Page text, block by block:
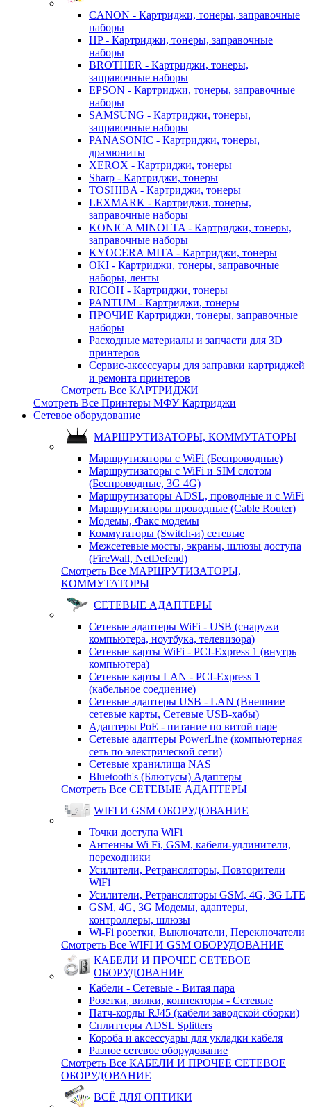
CANON - Картриджи, тонеры, заправочные
наборы
HP - Картриджи, тонеры, заправочные
наборы
BROTHER - Картриджи, тонеры,
заправочные наборы
EPSON - Картриджи, тонеры, заправочные
наборы
SAMSUNG - Картриджи, тонеры,
заправочные наборы
PANASONIC - Картриджи, тонеры,
драмюниты
XEROX - Картриджи, тонеры
Sharp - Картриджи, тонеры
TOSHIBA - Картриджи, тонеры
LEXMARK - Картриджи, тонеры,
заправочные наборы
KONICA MINOLTA - Картриджи, тонеры,
заправочные наборы
KYOCERA MITA - Картриджи, тонеры
OKI - Картриджи, тонеры, заправочные
наборы, ленты
RICOH - Картриджи, тонеры
PANTUM - Картриджи, тонеры
ПРОЧИЕ Картриджи, тонеры, заправочные
наборы
Расходные материалы и запчасти для 3D
принтеров
Сервис-аксессуары для заправки картриджей
и ремонта принтеров
Смотреть Все КАРТРИДЖИ
Смотреть Все Принтеры МФУ Картриджи
Сетевое оборудование
МАРШРУТИЗАТОРЫ, КОММУТАТОРЫ
Маршрутизаторы с WiFi (Беспроводные)
Маршрутизаторы с WiFi и SIM слотом
(Беспроводные, 3G 4G)
Маршрутизаторы ADSL, проводные и с WiFi
Маршрутизаторы проводные (Cable Router)
Модемы, Факс модемы
Коммутаторы (Switch-и) сетевые
Межсетевые мосты, экраны, шлюзы доступа
(FireWall, NetDefend)
Смотреть Все МАРШРУТИЗАТОРЫ,
КОММУТАТОРЫ
СЕТЕВЫЕ АДАПТЕРЫ
Сетевые адаптеры WiFi - USB (снаружи
компьютера, ноутбука, телевизора)
Сетевые карты WiFi - PCI-Express 1 (внутрь
компьютера)
Сетевые карты LAN - PCI-Express 1
(кабельное соедиение)
Сетевые адаптеры USB - LAN (Внешние
сетевые карты, Сетевые USB-хабы)
Адаптеры PoE - питание по витой паре
Сетевые адаптеры PowerLine (компьютерная
сеть по электрической сети)
Сетевые хранилища NAS
Bluetooth's (Блютусы) Адаптеры
Смотреть Все СЕТЕВЫЕ АДАПТЕРЫ
WIFI И GSM ОБОРУДОВАНИЕ
Точки доступа WiFi
Антенны Wi Fi, GSM, кабели-удлинители,
переходники
Усилители, Ретрансляторы, Повторители
WiFi
Усилители, Ретрансляторы GSM, 4G, 3G LTE
GSM, 4G, 3G Модемы, адаптеры,
контроллеры, шлюзы
Wi-Fi розетки, Выключатели, Переключатели
Смотреть Все WIFI И GSM ОБОРУДОВАНИЕ
КАБЕЛИ И ПРОЧЕЕ СЕТЕВОЕ
ОБОРУДОВАНИЕ
Кабели - Сетевые - Витая пара
Розетки, вилки, коннекторы - Сетевые
Патч-корды RJ45 (кабели заводской сборки)
Сплиттеры ADSL Splitters
Короба и аксессуары для укладки кабеля
Разное сетевое оборудование
Смотреть Все КАБЕЛИ И ПРОЧЕЕ СЕТЕВОЕ
ОБОРУДОВАНИЕ
ВСЁ ДЛЯ ОПТИКИ